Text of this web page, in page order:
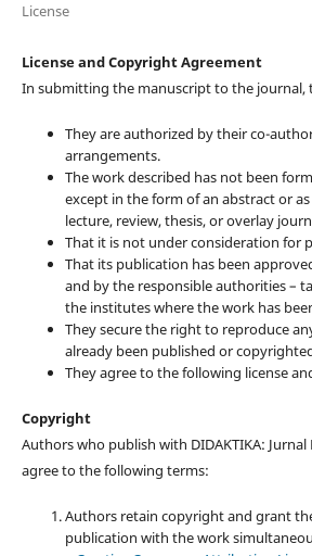
License
License and Copyright Agreement
In submitting the manuscript to the journal,
They are authorized by their co-
arrangements.
The work described has not been
except in the form of an abstract or
lecture, review, thesis, or overlay
That it is not under consideration for
That its publication has been
and by the responsible authorities –
the institutes where the work has
They secure the right to reproduce
already been published or
They agree to the following license
Copyright
Authors who publish with DIDAKTIKA:
agree to the following terms:
Authors retain copyright and grant
publication with the work